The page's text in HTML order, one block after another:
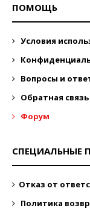
ПОМОЩЬ
Условия
Вопросы и
Обратная связь
Форум
СПЕЦИАЛЬНЫЕ
Отказ от
Политика